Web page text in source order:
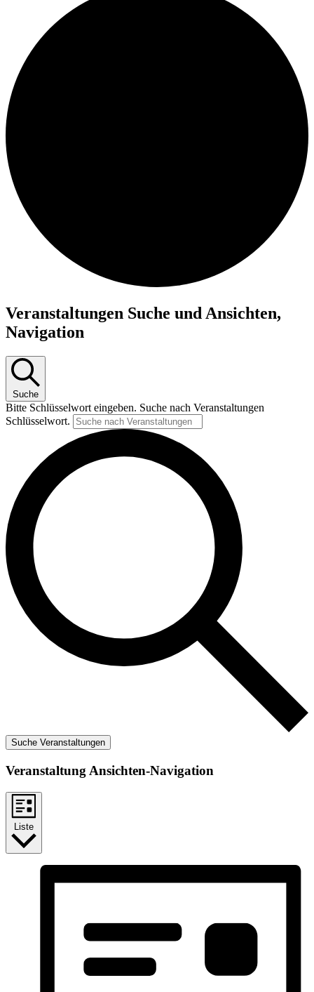
Veranstaltungen Suche und Ansichten,
Navigation
Suche
Bitte Schlüsselwort eingeben. Suche nach Veranstaltungen
Schlüsselwort.
Suche Veranstaltungen
Veranstaltung Ansichten-Navigation
Liste